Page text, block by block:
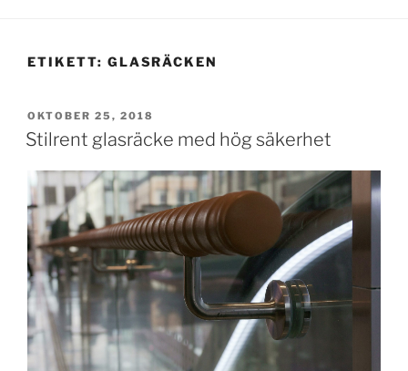
ETIKETT: GLASRÄCKEN
PUBLICERAT
OKTOBER 25, 2018
Stilrent glasräcke med hög säkerhet